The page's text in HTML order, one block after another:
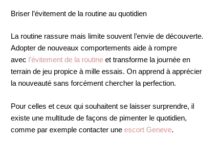
Briser l’évitement de la routine au quotidien
La routine rassure mais limite souvent l’envie de découverte.
Adopter de nouveaux comportements aide à rompre
avec l’évitement de la routine et transforme la journée en
terrain de jeu propice à mille essais. On apprend à apprécier
la nouveauté sans forcément chercher la perfection.
Pour celles et ceux qui souhaitent se laisser surprendre, il
existe une multitude de façons de pimenter le quotidien,
comme par exemple contacter uneescort Geneve.